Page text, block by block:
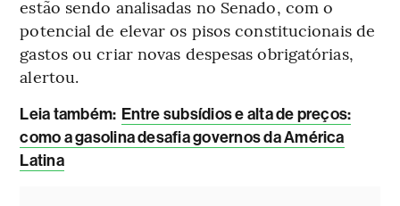
estão sendo analisadas no Senado, com o
potencial de elevar os pisos constitucionais de
gastos ou criar novas despesas obrigatórias,
alertou.
Leia também: Entre subsídios e alta de preços:
como a gasolina desafia governos da América
Latina